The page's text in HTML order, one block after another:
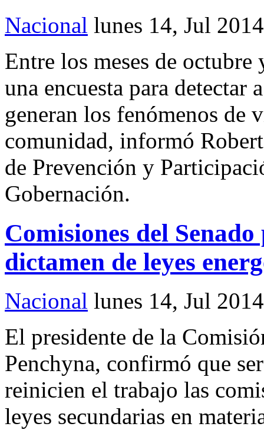
Nacional lunes 14, Jul 2014
Entre los meses de
una encuesta para detectar
generan los fenómenos de
comunidad, informó
de Prevención y
Gobernación.
Comisiones del
dictamen de leyes
Nacional lunes 14, Jul 2014
El presidente de la
Penchyna, confirmó que
reinicien el trabajo las
leyes secundarias en